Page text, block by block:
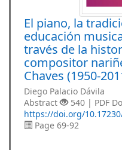
El piano, la
educación
través de la
compositor
Chaves (1950-
Diego Palacio Dávila
Abstract
540 | PDF
https://doi.org/
Page 69-92